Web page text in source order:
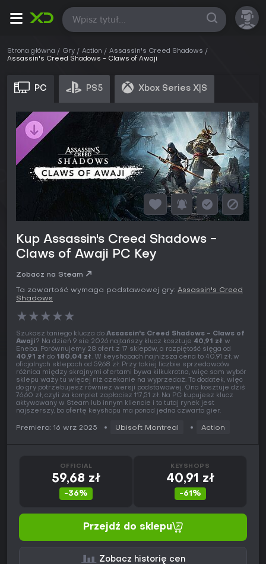
Wszystkie
Strona główna Gry Action
Assassin's Creed Shadows
Assassin's Creed Shadows - Claws of Awaji
PC PS5 Xbox Series X|S
Kup Assassin's Creed Shadows -
Claws of Awaji PC Key
Zobacz na Steam
Ta zawartość wymaga podstawowej gry: Assassin's Creed
Shadows
★★★★★
Szukasz taniego klucza do Assassin's Creed Shadows - Claws of
Awaji? Na dzień 9 sie 2026 najtańszy klucz kosztuje 40,91 zł w
Eneba. Porównujemy 28 ofert z 17 sklepów, a rozpiętość sięga od
40,91 zł do 180,04 zł. W keyshopach najniższa cena to 40,91 zł, w
oficjalnych sklepach od 59,68 zł. Przy takiej liczbie sprzedawców
różnica między skrajnymi ofertami bywa kilkukrotna, więc sam wybór
sklepu waży tu więcej niż czekanie na wyprzedaż. To dodatek, więc
do gry potrzebujesz również wersji podstawowej. Ona kosztuje dziś
76,60 zł, czyli za komplet zapłacisz 117,51 zł. Na PC kupujesz klucz
aktywowany w Steam lub innym kliencie i to tutaj rynek jest
najszerszy, bo ofertę keyshopu ma ponad jedna czwarta gier.
Premiera: 16 wrz 2025 Ubisoft Montreal Action
OFFICIAL
59,68 zł
-36%
KEYSHOPS
40,91 zł
-61%
Przejdź do sklepu
Zobacz historię cen